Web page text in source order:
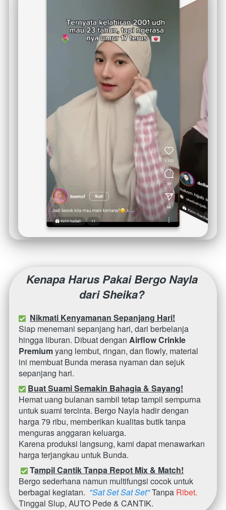
Kenapa Harus Pakai Bergo Nayla
dari Sheika?
Nikmati Kenyamanan Sepanjang Hari!
Siap menemani sepanjang hari, dari berbelanja
hingga liburan. Dibuat dengan Airflow Crinkle
Premium yang lembut, ringan, dan flowly, material
ini membuat Bunda merasa nyaman dan sejuk
sepanjang hari.
Buat Suami Semakin Bahagia & Sayang!
Hemat uang bulanan sambil tetap tampil sempurna
untuk suami tercinta. Bergo Nayla hadir dengan
harga 79 ribu, memberikan kualitas butik tanpa
menguras anggaran keluarga.
Karena produksi langsung, kami dapat menawarkan
harga terjangkau untuk Bunda.
Tampil Cantik Tanpa Repot Mix & Match!
Bergo sederhana namun multifungsi cocok untuk
berbagai kegiatan. "Sat Set Sat Set" Tanpa
Tinggal Slup, AUTO Pede & CANTIK.